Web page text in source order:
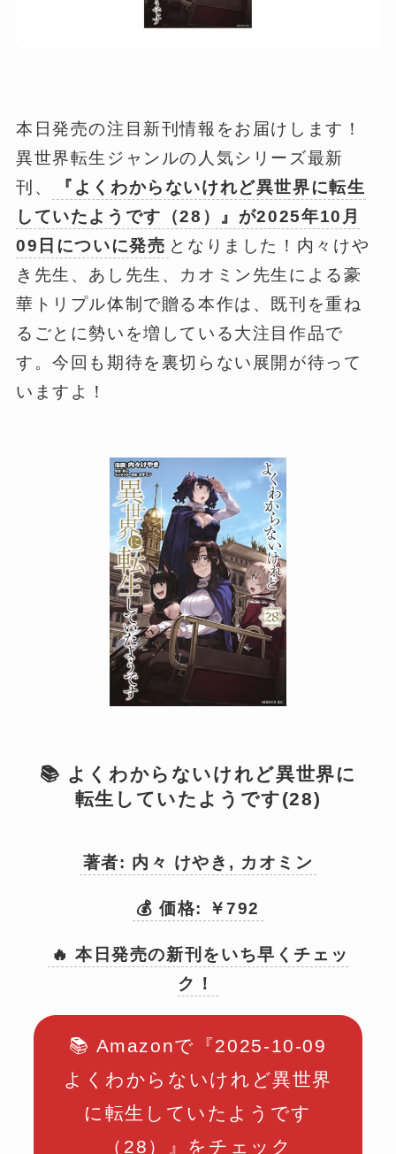
本日発売の注目新刊情報をお届けします！
異世界転生ジャンルの人気シリーズ最新
刊、
『よくわからないけれど異世界に転生
していたようです（28）』が2025年10月
09日についに発売 となりました！内々けや
き先生、あし先生、カオミン先生による豪
華トリプル体制で贈る本作は、既刊を重ね
るごとに勢いを増している大注目作品で
す。今回も期待を裏切らない展開が待って
いますよ！
📚 よくわからないけれど異世界に
転生していたようです(28)
著者: 内々 けやき, カオミン
💰 価格: ￥792
🔥 本日発売の新刊をいち早くチェッ
ク！
📚 Amazonで『2025-10-09
よくわからないけれど異世界
に転生していたようです
（28）』をチェック